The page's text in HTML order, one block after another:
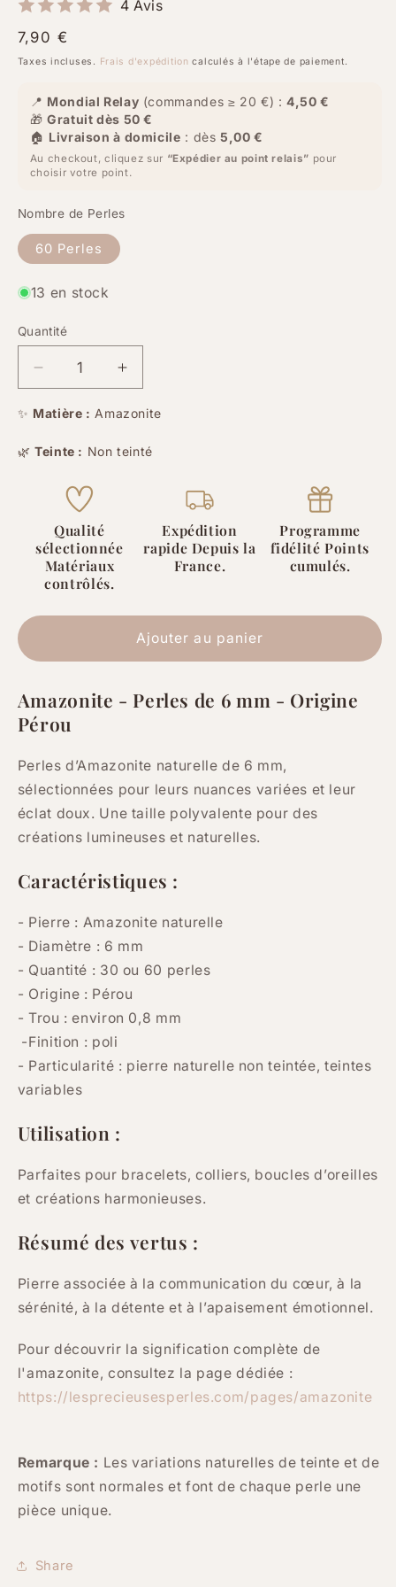
4 Avis
Prix
habituel
7,90 €
Taxes incluses. Frais d'expédition calculés à l'étape de paiement.
📍 Mondial Relay (commandes ≥ 20 €) :4,50 €
🎁Gratuit dès 50 €
🏠 Livraison à domicile : dès5,00 €
Au checkout, cliquez sur “Expédier au point relais” pour
choisir votre point.
Nombre de Perles
60 Perles
13 en stock
Quantité
Quantité
Réduire
la
quantité
Amazonite
60
Perles
Augmenter
la
quantité
Amazonite
60
✨ Matière : Amazonite
🌿Teinte : Non teinté
Qualité
sélectionnée
Matériaux
contrôlés.
Expédition
rapide Depuis la
France.
Programme
fidélité Points
cumulés.
Ajouter au panier
Amazonite - Perles de 6 mm - Origine
Pérou
Perles d’Amazonite naturelle de 6 mm,
sélectionnées pour leurs nuances variées et leur
éclat doux. Une taille polyvalente pour des
créations lumineuses et naturelles.
Caractéristiques :
- Pierre : Amazonite naturelle
- Diamètre : 6 mm
- Quantité : 30 ou 60 perles
- Origine : Pérou
- Trou : environ 0,8 mm
-Finition : poli
- Particularité : pierre naturelle non teintée, teintes
variables
Utilisation :
Parfaites pour bracelets, colliers, boucles d’oreilles
et créations harmonieuses.
Résumé des vertus :
Pierre associée à la communication du cœur, à la
sérénité, à la détente et à l’apaisement émotionnel.
Pour découvrir la signification complète de
l'amazonite, consultez la page dédiée :
https://lesprecieusesperles.com/pages/amazonite
Remarque : Les variations naturelles de teinte et de
motifs sont normales et font de chaque perle une
pièce unique.
Share